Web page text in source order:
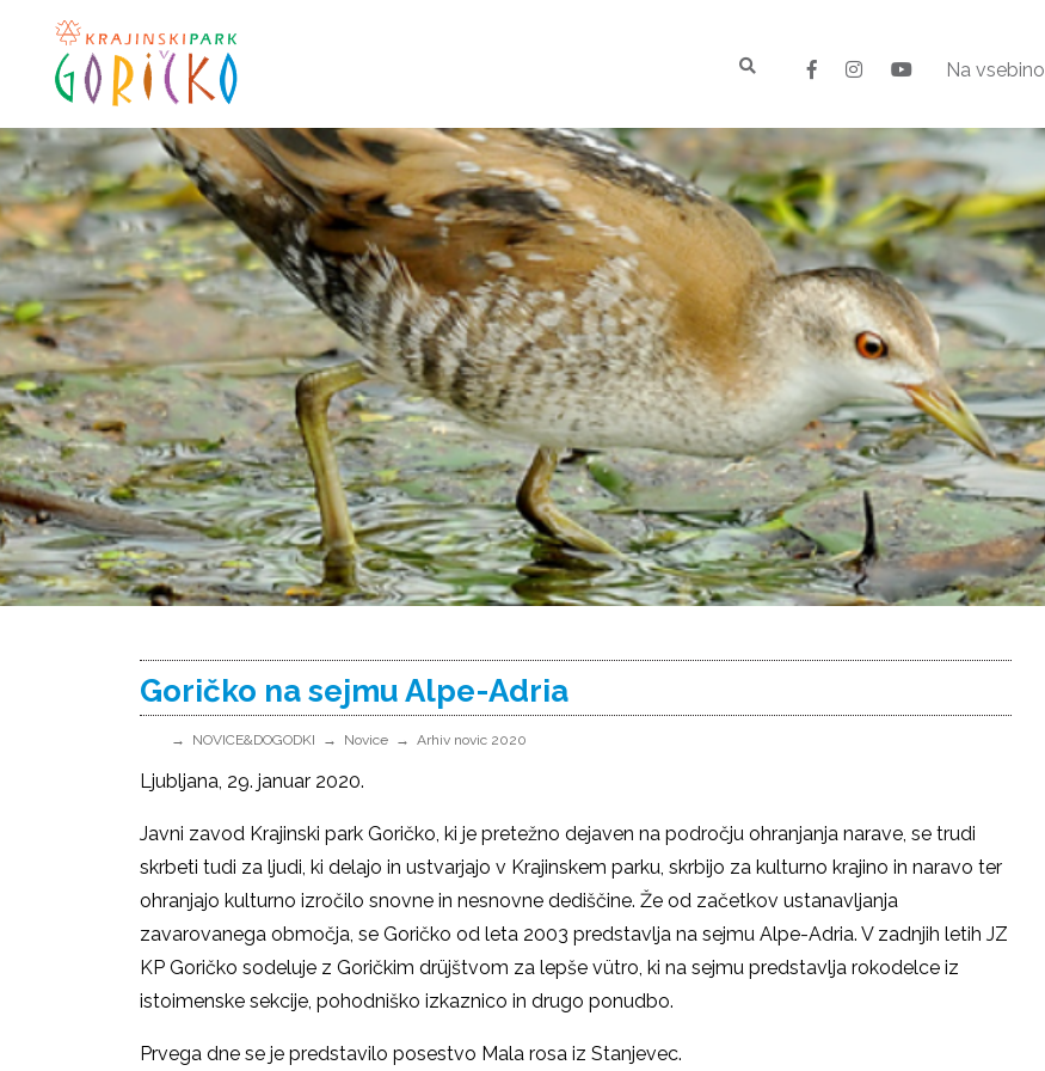
Na vsebino
Goričko na sejmu Alpe-Adria
NOVICE&DOGODKI Novice Arhiv novic 2020
Ljubljana, 29. januar 2020.
Javni zavod Krajinski park Goričko, ki je pretežno dejaven na področju ohranjanja narave, se trudi
skrbeti tudi za ljudi, ki delajo in ustvarjajo v Krajinskem parku, skrbijo za kulturno krajino in naravo ter
ohranjajo kulturno izročilo snovne in nesnovne dediščine. Že od začetkov ustanavljanja
zavarovanega območja, se Goričko od leta 2003 predstavlja na sejmu Alpe-Adria. V zadnjih letih JZ
KP Goričko sodeluje z Goričkim drüjštvom za lepše vütro, ki na sejmu predstavlja rokodelce iz
istoimenske sekcije, pohodniško izkaznico in drugo ponudbo.
Prvega dne se je predstavilo posestvo Mala rosa iz Stanjevec.